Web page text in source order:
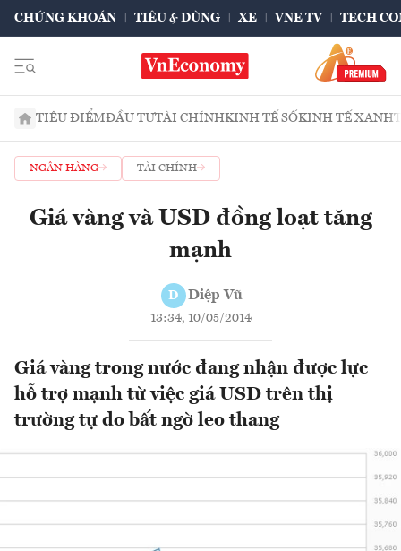
CHỨNG KHOÁN TIÊU & DÙNG XE VNE TV TECH
TIÊU ĐIỂMĐẦU TƯTÀI CHÍNHKINH TẾ SỐKINH TẾ XANH
NGÂN HÀNG TÀI CHÍNH
Giá vàng và USD đồng loạt tăng
mạnh
D Diệp Vũ
13:34, 10/05/2014
Giá vàng trong nước đang nhận được lực
hỗ trợ mạnh từ việc giá USD trên thị
trường tự do bất ngờ leo thang